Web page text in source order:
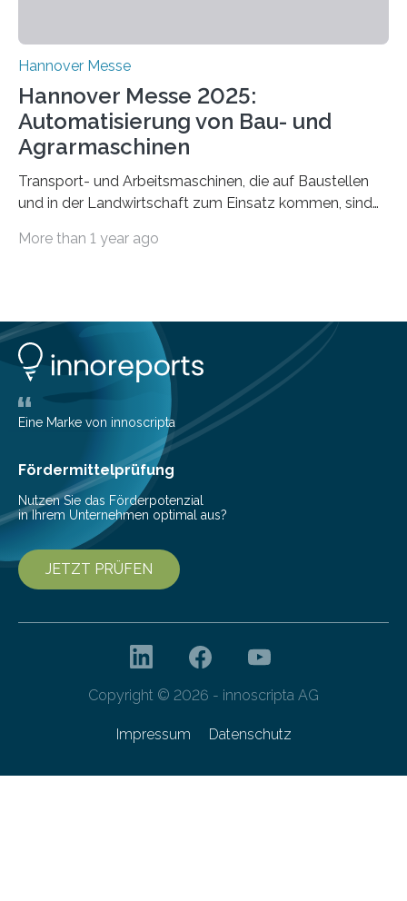
Hannover Messe
Hannover Messe 2025:
Automatisierung von Bau- und
Agrarmaschinen
Transport- und Arbeitsmaschinen, die auf Baustellen
und in der Landwirtschaft zum Einsatz kommen, sind
Unterstützung und Entlastung können Systeme bieten,
verschiedene Typen von Nutzfahrzeugen mittels
Sensorik, Steuerungstechnik und Künstlicher Intelligenz
in die Lage, Arbeitsschritte eigenständig auszuführen.
Bei der Hannover Messe können sich Interessierte vom
31. März bis 4. April am Forschungsstand Rheinland-
More than 1 year ago
Eine Marke von innoscripta
Fördermittelprüfung
Nutzen Sie das Förderpotenzial
in Ihrem Unternehmen optimal aus?
JETZT PRÜFEN
Copyright © 2026 - innoscripta AG
Impressum Datenschutz